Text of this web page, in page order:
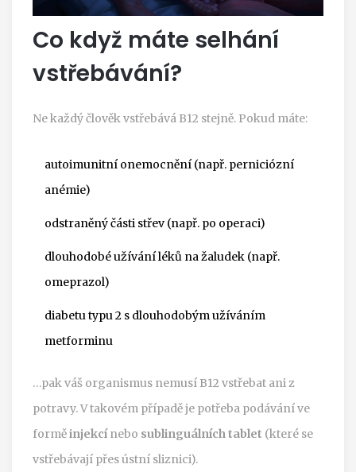
Co když máte selhání
vstřebávání?
Ne každý člověk vstřebává B12 stejně. Pokud máte:
autoimunitní onemocnění (např. perniciózní
anémie)
odstraněný části střev (např. po operaci)
dlouhodobé užívání léků na žaludek (např.
omeprazol)
diabetu typu 2 s dlouhodobým užíváním
metforminu
…pak váš organismus nemusí B12 vstřebat ani z
potravy. V takovém případě je potřeba podávání ve
forměinjekcínebo sublinguálních tablet (které se
vstřebávají přes ústní sliznici).